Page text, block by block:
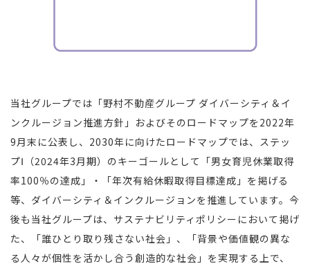
当社グループでは「野村不動産グループ ダイバーシティ＆イ
ンクルージョン推進⽅針」およびそのロードマップを2022年
9⽉末に公表し、2030年に向けたロードマップでは、ステッ
プⅠ（2024年3⽉期）のキーゴールとして「男⼥育児休業取得
率100％の達成」・「年次有給休暇取得⽬標達成」を掲げる
等、ダイバーシティ＆インクルージョンを推進しています。今
後も当社グループは、サステナビリティポリシーにおいて掲げ
た、「誰ひとり取り残さない社会」、「背景や価値観の異な
る⼈々が個性を活かし合う創造的な社会」を実現する上で、